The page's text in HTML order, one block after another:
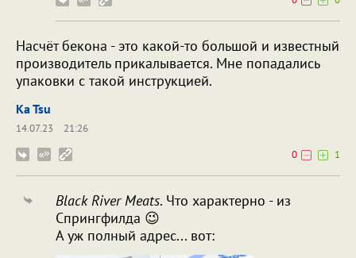
Насчёт бекона - это какой-то большой и известный
производитель прикалывается. Мне попадались
упаковки с такой инструкцией.
Ka Tsu
14.07.23
21:26
0
1
Black River Meats. Что характерно - из
Спрингфилда 😉
А уж полный адрес... вот: